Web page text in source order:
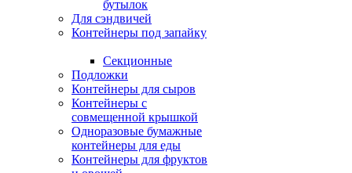
бутылок
Для сэндвичей
Контейнеры под запайку
Секционные
Подложки
Контейнеры для сыров
Контейнеры с
совмещенной крышкой
Одноразовые бумажные
контейнеры для еды
Контейнеры для фруктов